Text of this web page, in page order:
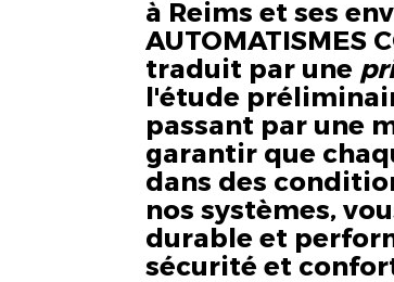
à Reims et ses
AUTOMATISMES
traduit par une
l'étude
passant par une
garantir que
dans des
nos systèmes,
durable et
sécurité et